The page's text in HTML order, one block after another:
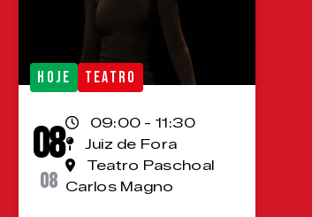
HOJE TEATRO
08
08
09:00 - 11:30
Juiz de Fora
Teatro Paschoal
Carlos Magno